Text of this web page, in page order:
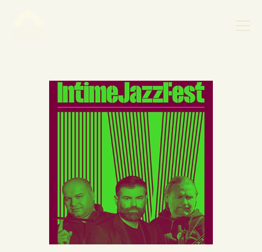
НАСЛОВНА
НОВОСТИ
НАЈАВА ДОГАЂАЈА
БАНСКИ ДВОР
ФОТОГРАФИЈЕ
ВИДЕО
КОНТАКТ